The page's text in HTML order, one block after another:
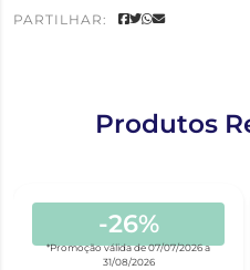
PARTILHAR:
Produtos
-26%
*Promoção válida de 07/07/2026 a
31/08/2026